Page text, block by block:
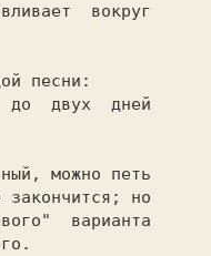
вокруг
но
варианта